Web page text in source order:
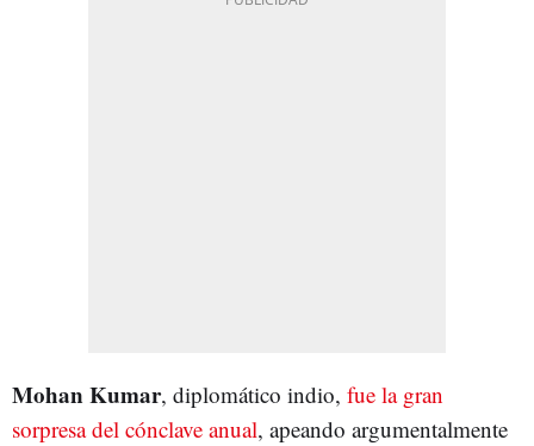
Mohan Kumar, diplomático indio, fue la gran
sorpresa del cónclave anual, apeando argumentalmente